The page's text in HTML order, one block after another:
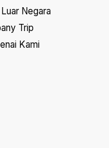
Negara
Trip
Kami